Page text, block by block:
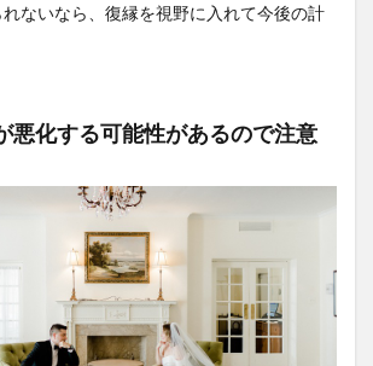
ないなら、復縁を視野に入れて今後の計
悪化する可能性があるので注意